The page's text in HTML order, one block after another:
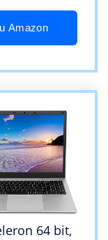
Amazon
64 bit,